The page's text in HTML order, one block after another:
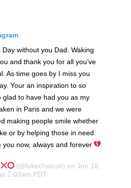
without you Dad. Waking
and thank you for all you’ve
As time goes by I miss you
Your an inspiration to so
glad to have had you as my
in Paris and we were
making people smile whether
or by helping those in need.
you now, always and forever
(@lukechetcuti) on Jun 16,
2:03am PDT